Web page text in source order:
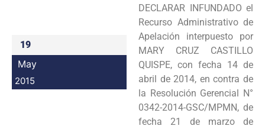
Programas
Intranet
19
May
2015
DECLARAR INFUNDADO el
Recurso Administrativo de
Apelación interpuesto por
MARY CRUZ CASTILLO
QUISPE, con fecha 14 de
abril de 2014, en contra de
la Resolución Gerencial N°
0342-2014-GSC/MPMN, de
fecha 21 de marzo de